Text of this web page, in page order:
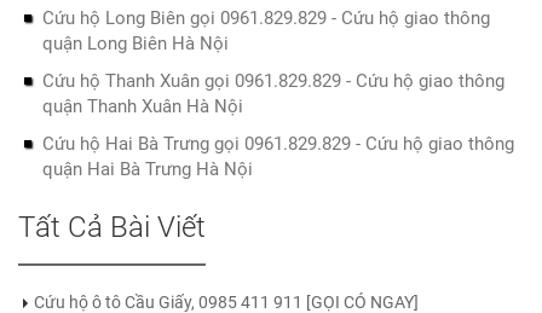
Cứu hộ Long Biên gọi 0961.829.829 - Cứu hộ giao thông
quận Long Biên Hà Nội
Cứu hộ Thanh Xuân gọi 0961.829.829 - Cứu hộ giao thông
quận Thanh Xuân Hà Nội
Cứu hộ Hai Bà Trưng gọi 0961.829.829 - Cứu hộ giao thông
quận Hai Bà Trưng Hà Nội
Tất Cả Bài Viết
Cứu hộ ô tô Cầu Giấy, 0985 411 911 [GỌI CÓ NGAY]